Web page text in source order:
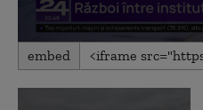
0
seconds
6
embed